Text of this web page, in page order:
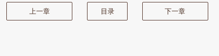
上一章 目录 下一章